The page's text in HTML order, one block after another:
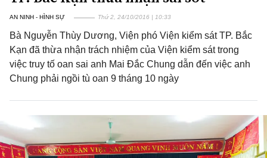
AN NINH - HÌNH SỰ Thứ 2, 24/10/2016 | 10:33
Bà Nguyễn Thùy Dương, Viện phó Viện kiểm sát TP. Bắc
Kạn đã thừa nhận trách nhiệm của Viện kiểm sát trong
việc truy tố oan sai anh Mai Đắc Chung dẫn đến việc anh
Chung phải ngồi tù oan 9 tháng 10 ngày